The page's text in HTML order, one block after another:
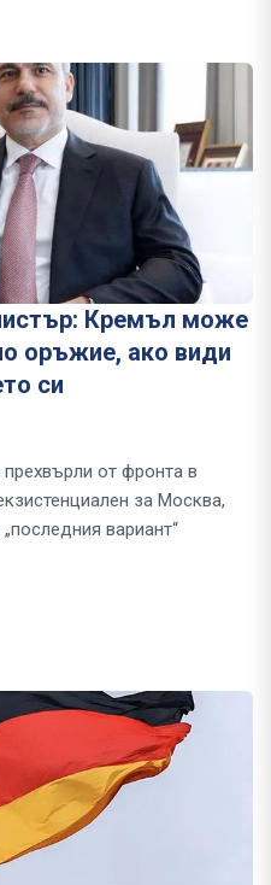
Кремъл може
оръжие, ако види
си
от фронта в
за Москва,
вариант“